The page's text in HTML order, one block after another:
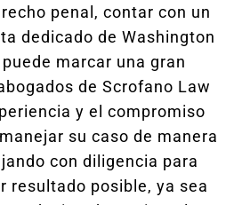
penal, contar con un
dedicado de Washington
marcar una gran
de Scrofano Law
y el compromiso
su caso de manera
con diligencia para
resultado posible, ya sea